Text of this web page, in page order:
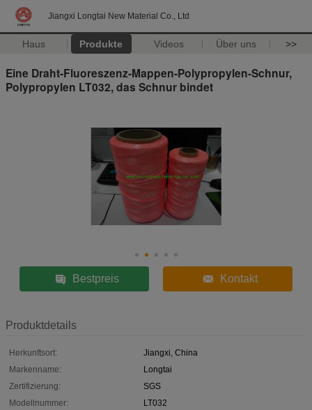
Jiangxi Longtai New Material Co., Ltd
Haus Produkte Videos Über uns >>
Eine Draht-Fluoreszenz-Mappen-Polypropylen-Schnur,
Polypropylen LT032, das Schnur bindet
Bestpreis Kontakt
Produktdetails
Herkunftsort:
Jiangxi, China
Markenname:
Longtai
Zertifizierung:
SGS
Modellnummer:
LT032